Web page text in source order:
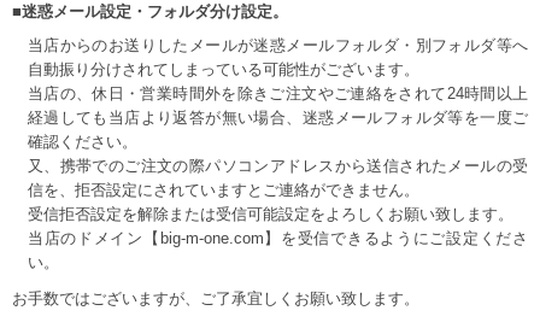
■迷惑メール設定・フォルダ分け設定。
当店からのお送りしたメールが迷惑メールフォルダ・別フォルダ等へ
自動振り分けされてしまっている可能性がございます。
当店の、休日・営業時間外を除きご注文やご連絡をされて24時間以上
経過しても当店より返答が無い場合、迷惑メールフォルダ等を一度ご
確認ください。
又、携帯でのご注文の際パソコンアドレスから送信されたメールの受
信を、拒否設定にされていますとご連絡ができません。
受信拒否設定を解除または受信可能設定をよろしくお願い致します。
当店のドメイン【big-m-one.com】を受信できるようにご設定くださ
い。
お手数ではございますが、ご了承宜しくお願い致します。